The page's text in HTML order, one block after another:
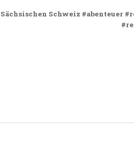
Schweiz #abenteuer